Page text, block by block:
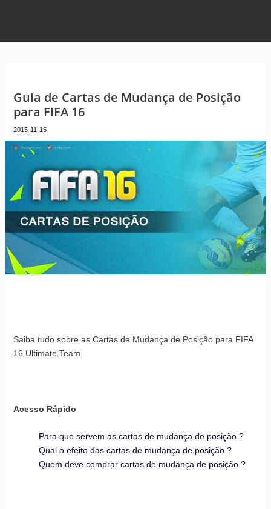
Guia de Cartas de Mudança de Posição
para FIFA 16
2015-11-15
Saiba tudo sobre as Cartas de Mudança de Posição para FIFA
16 Ultimate Team.
Acesso Rápido
Para que servem as cartas de mudança de posição ?
Qual o efeito das cartas de mudança de posição ?
Quem deve comprar cartas de mudança de posição ?